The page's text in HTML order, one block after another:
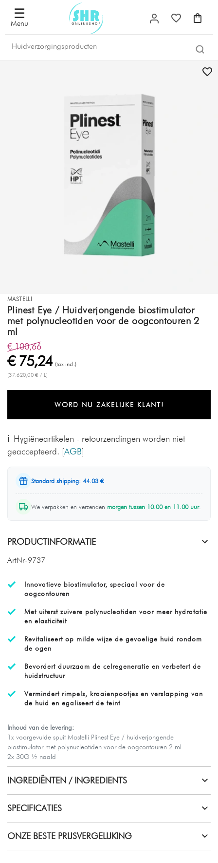
☰
Menu
MASTELLI
Plinest Eye / Huidverjongende biostimulator
met polynucleotiden voor de oogcontouren 2
ml
€ 100,66
€ 75,24 (tax incl.)
(37.620,00 € / L)
WORD NU ZAKELIJKE KLANT!
Hygiëneartikelen - retourzendingen worden niet
geaccepteerd. [AGB]
Standard shipping: 44.03 €
We verpakken en verzenden morgen tussen 10.00 en 11.00 uur.
PRODUCTINFORMATIE
ArtNr-9737
Innovatieve biostimulator, speciaal voor de
oogcontouren
Met uiterst zuivere polynucleotiden voor meer hydratatie
en elasticiteit
Revitaliseert op milde wijze de gevoelige huid rondom
de ogen
Bevordert duurzaam de celregeneratie en verbetert de
huidstructuur
Vermindert rimpels, kraaienpootjes en verslapping van
de huid en egaliseert de teint
Inhoud van de levering:
1x voorgevulde spuit Mastelli Plinest Eye / huidverjongende
biostimulator met polynucleotiden voor de oogcontouren 2 ml
2x 30G ½ naald
INGREDIËNTEN / INGREDIENTS
SPECIFICATIES
ONZE BESTE PRIJSVERGELIJKING